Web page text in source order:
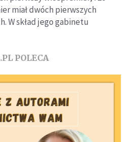
miał dwóch pierwszych
W skład jego gabinetu
POLECA